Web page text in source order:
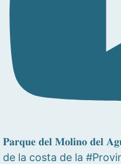
𝐏𝐚𝐫𝐪𝐮𝐞 𝐝𝐞𝐥 𝐌𝐨𝐥𝐢𝐧𝐨 𝐝𝐞𝐥
de la costa de la